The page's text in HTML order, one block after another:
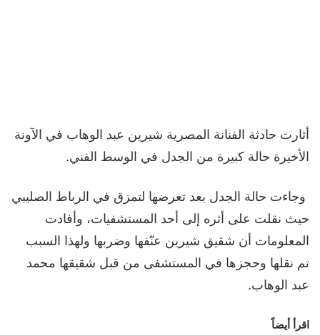
أثارت حادثة الفنانة المصرية شيرين عبد الوهاب في الآونة
الأخيرة حالة كبيرة من الجدل في الوسط الفني.
وجاءت حالة الجدل بعد تعرضها لتمزق في الرباط الصليبي
حيث نقلت على أثره إلى أحد المستشفيات، وأفادت
المعلومات أن شقيق شيرين عنّفها وضربها ولهذا السبب
تم نقلها وحجزها في المستشفى من قبل شقيقها محمد
عبد الوهاب.
اقرأ أيضاً